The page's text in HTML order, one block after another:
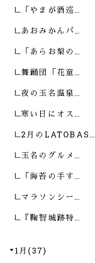
「やまが酒巡…
あおみかんパ…
「あらお梨の…
舞踊団「花童…
夜の玉名温泉…
寒い日にオス…
2月のLATOBAS…
玉名のグルメ…
「海苔の手す…
マラソンシー…
『鞠智城跡特…
1月(37)